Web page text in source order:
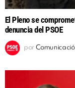
El Pleno se
denuncia del PSOE
por